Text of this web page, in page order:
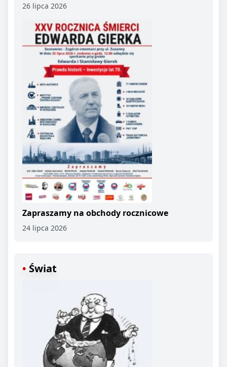
26 lipca 2026
Zapraszamy na obchody rocznicowe
24 lipca 2026
Świat